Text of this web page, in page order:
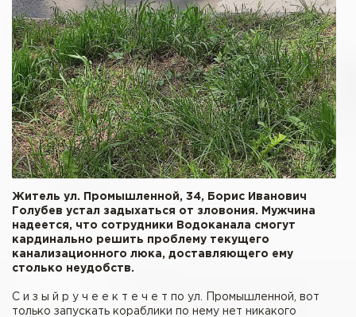
Житель ул. Промышленной, 34, Борис Иванович
Голубев устал задыхаться от зловония. Мужчина
надеется, что сотрудники Водоканала смогут
кардинально решить проблему текущего
канализационного люка, доставляющего ему
столько неудобств.
С и з ы й р у ч е е к т е ч е т по ул. Промышленной, вот
только запускать кораблики по нему нет никакого